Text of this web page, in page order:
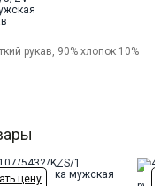
рукав, 90% хлопок 10%
цену